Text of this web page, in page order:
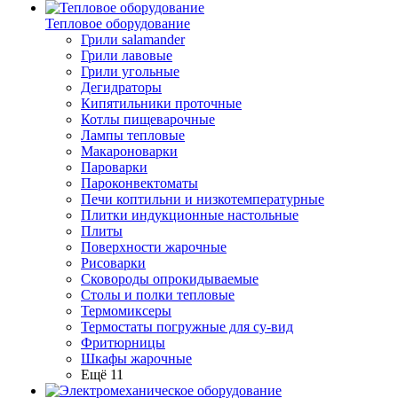
Тепловое оборудование
Грили salamander
Грили лавовые
Грили угольные
Дегидраторы
Кипятильники проточные
Котлы пищеварочные
Лампы тепловые
Макароноварки
Пароварки
Пароконвектоматы
Печи коптильни и низкотемпературные
Плитки индукционные настольные
Плиты
Поверхности жарочные
Рисоварки
Сковороды опрокидываемые
Столы и полки тепловые
Термомиксеры
Термостаты погружные для су-вид
Фритюрницы
Шкафы жарочные
Ещё 11